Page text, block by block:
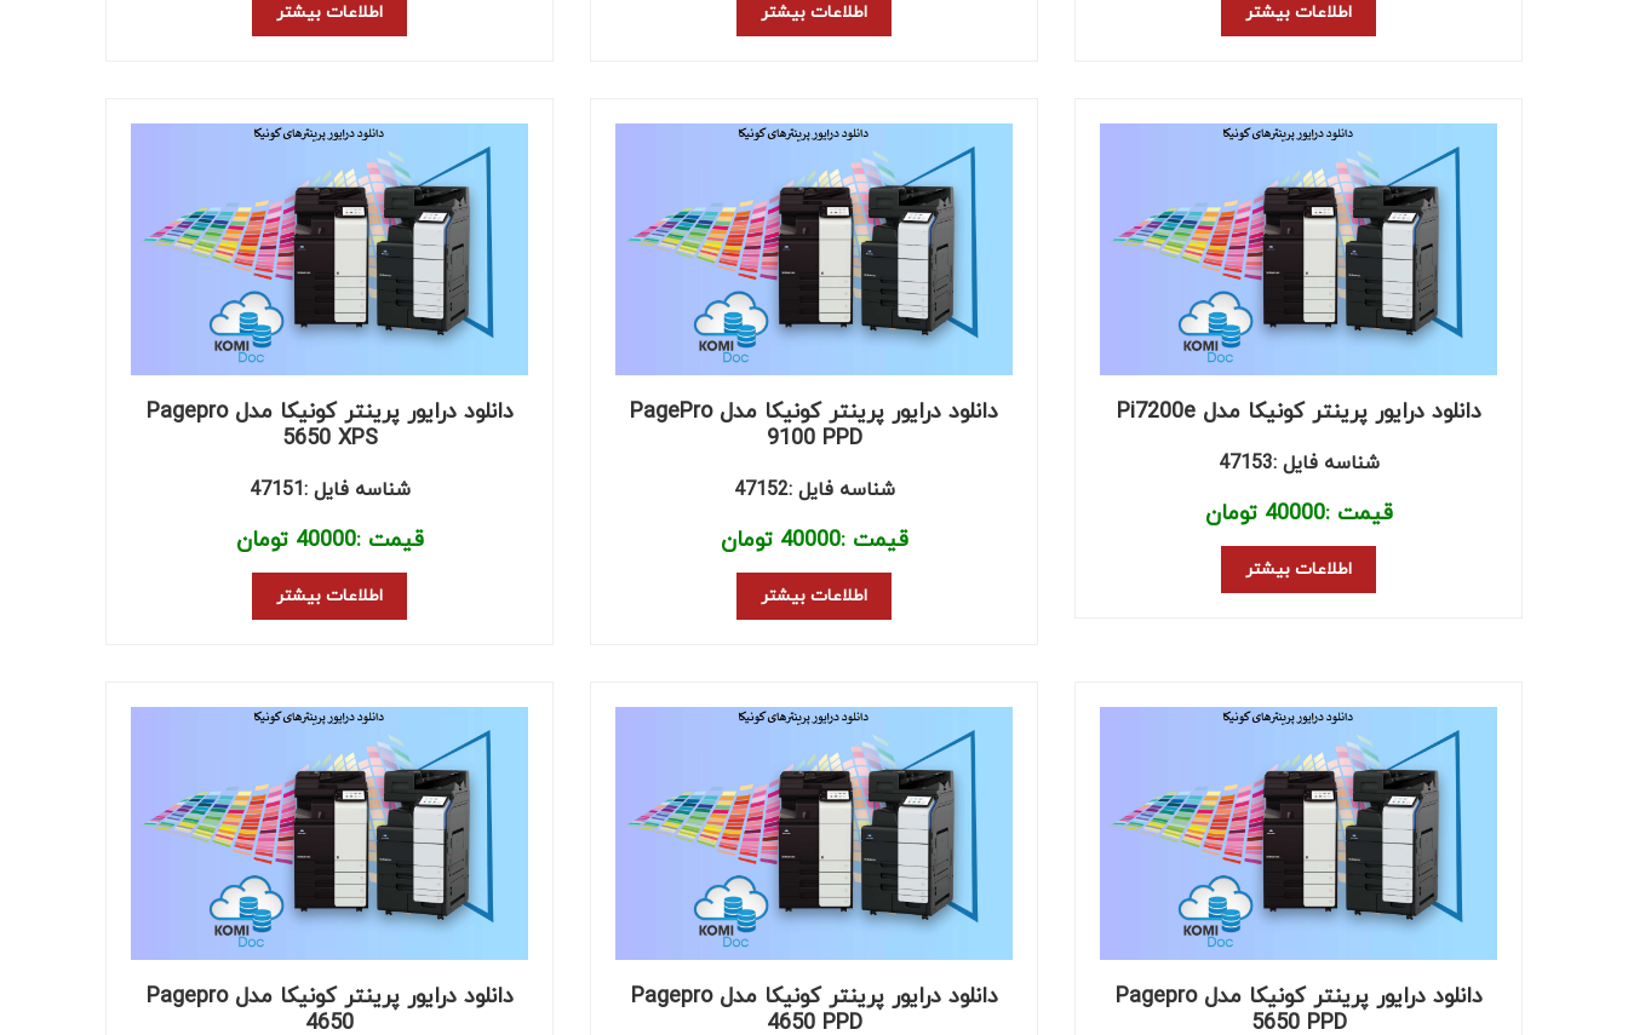
اطلاعات بیشتر اطلاعات بیشتر اطلاعات بیشتر
دانلود درایور پرینتر کونیکا مدل Pi7200e
شناسه فایل :47153
قیمت :40000 تومان
اطلاعات بیشتر
دانلود درایور پرینتر کونیکا مدل PagePro
9100 PPD
شناسه فایل :47152
قیمت :40000 تومان
اطلاعات بیشتر
دانلود درایور پرینتر کونیکا مدل Pagepro
5650 XPS
شناسه فایل :47151
قیمت :40000 تومان
اطلاعات بیشتر
دانلود درایور پرینتر کونیکا مدل Pagepro
5650 PPD
دانلود درایور پرینتر کونیکا مدل Pagepro
4650 PPD
دانلود درایور پرینتر کونیکا مدل Pagepro
4650